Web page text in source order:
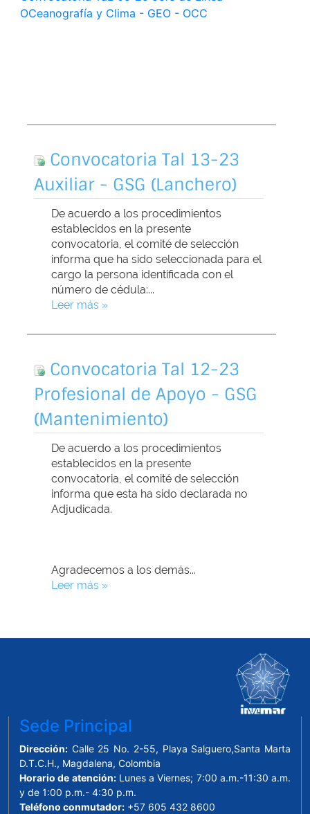
OCeanografía y Clima - GEO - OCC
Sede Principal
Dirección: Calle 25 No. 2-55, Playa Salguero,Santa Marta
D.T.C.H., Magdalena, Colombia
Horario de atención:Lunes a Viernes; 7:00 a.m.-11:30 a.m.
y de 1:00 p.m.- 4:30 p.m.
Teléfono conmutador: +57 605 432 8600